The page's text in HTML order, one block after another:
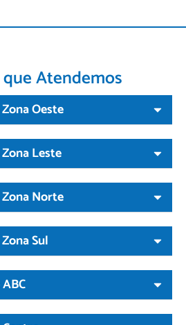
Atendemos
Oeste
Leste
Norte
Sul